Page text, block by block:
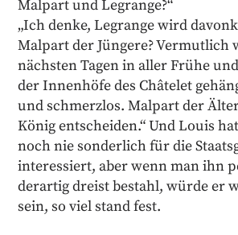
Malpart und Legrange?“
„Ich denke, Legrange wird
Malpart der Jüngere? Vermutlich
nächsten Tagen in aller Frühe
der Innenhöfe des Châtelet
und schmerzlos. Malpart der
König entscheiden.“ Und Louis
noch nie sonderlich für die
interessiert, aber wenn man ihn
derartig dreist bestahl, würde er
sein, so viel stand fest.